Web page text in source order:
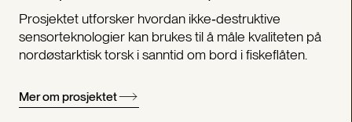
Prosjektet utforsker hvordan ikke‑destruktive
sensorteknologier kan brukes til å måle kvaliteten på
nordøstarktisk torsk i sanntid om bord i fiskeflåten.
Mer om prosjektet